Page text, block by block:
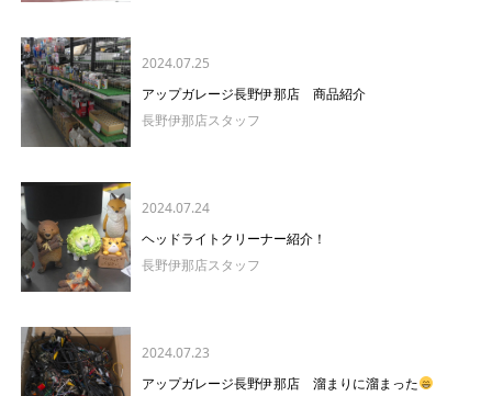
2024.07.25
アップガレージ長野伊那店 商品紹介
長野伊那店スタッフ
2024.07.24
ヘッドライトクリーナー紹介！
長野伊那店スタッフ
2024.07.23
アップガレージ長野伊那店 溜まりに溜まった